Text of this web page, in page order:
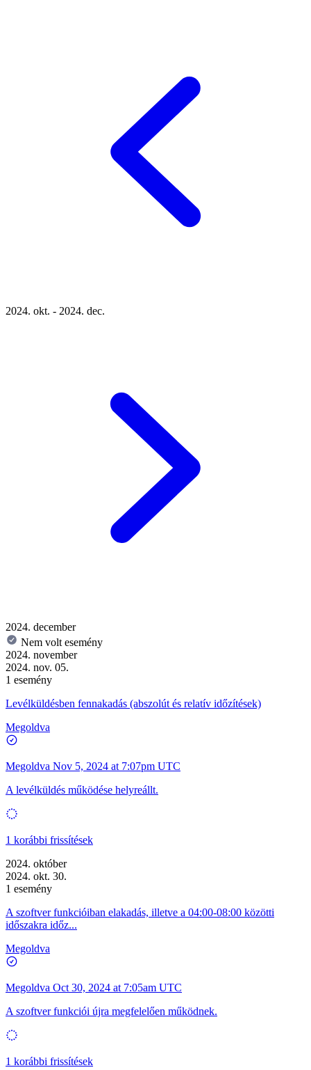
2024. okt. - 2024. dec.
2024. december
Nem volt esemény
2024. november
2024. nov. 05.
1 esemény
Levélküldésben fennakadás (abszolút és relatív időzítések)
Megoldva
Megoldva Nov 5, 2024 at 7:07pm UTC
A levélküldés működése helyreállt.
1 korábbi frissítések
2024. október
2024. okt. 30.
1 esemény
A szoftver funkcióiban elakadás, illetve a 04:00-08:00 közötti
időszakra időz...
Megoldva
Megoldva Oct 30, 2024 at 7:05am UTC
A szoftver funkciói újra megfelelően működnek.
1 korábbi frissítések